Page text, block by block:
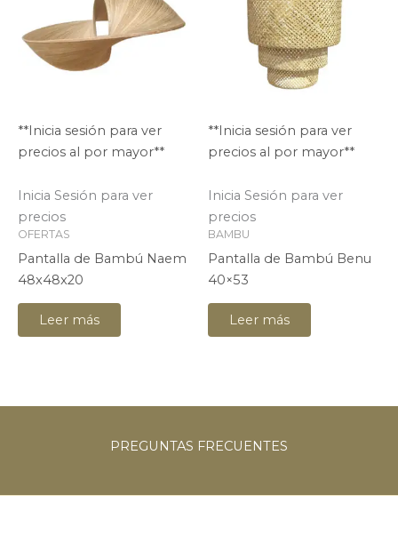
**Inicia sesión para ver
precios al por mayor**
Inicia Sesión para ver
precios
OFERTAS
Pantalla de Bambú Naem
48x48x20
Leer más
**Inicia sesión para ver
precios al por mayor**
Inicia Sesión para ver
precios
BAMBU
Pantalla de Bambú Benu
40×53
Leer más
PREGUNTAS FRECUENTES